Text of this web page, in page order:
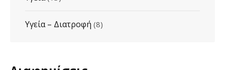
Υγεία – Διατροφή (8)